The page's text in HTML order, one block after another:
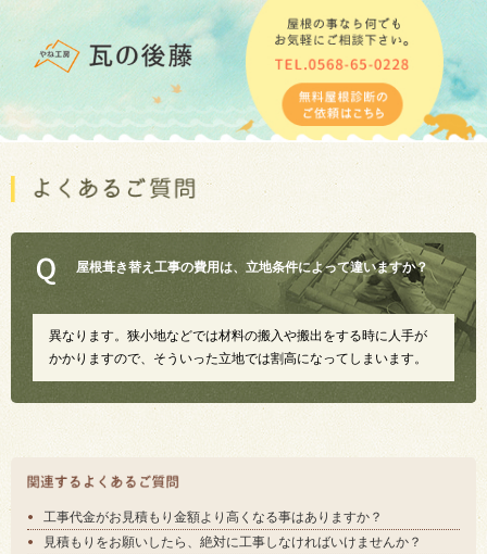
屋根葺き替え工事の費用は、立地条件によって違いますか？
異なります。狭小地などでは材料の搬入や搬出をする時に人手が
かかりますので、そういった立地では割高になってしまいます。
工事代金がお見積もり金額より高くなる事はありますか？
見積もりをお願いしたら、絶対に工事しなければいけませんか？